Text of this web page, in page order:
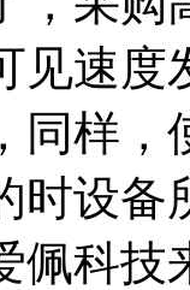
见速
同样，
时设备
佩科技